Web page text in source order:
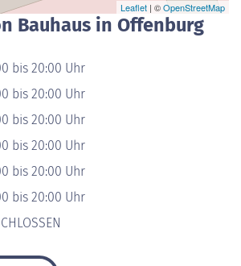
Leaflet | ©OpenStreetMap
Bauhaus in Offenburg
bis 20:00 Uhr
bis 20:00 Uhr
bis 20:00 Uhr
bis 20:00 Uhr
bis 20:00 Uhr
bis 20:00 Uhr